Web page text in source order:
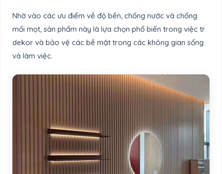
Nhờ vào các ưu điểm về độ bền, chống nước và chống
mối mọt, sản phẩm này là lựa chọn phổ biến trong việc tr
dekor và bảo vệ các bề mặt trong các không gian sống
và làm việc.